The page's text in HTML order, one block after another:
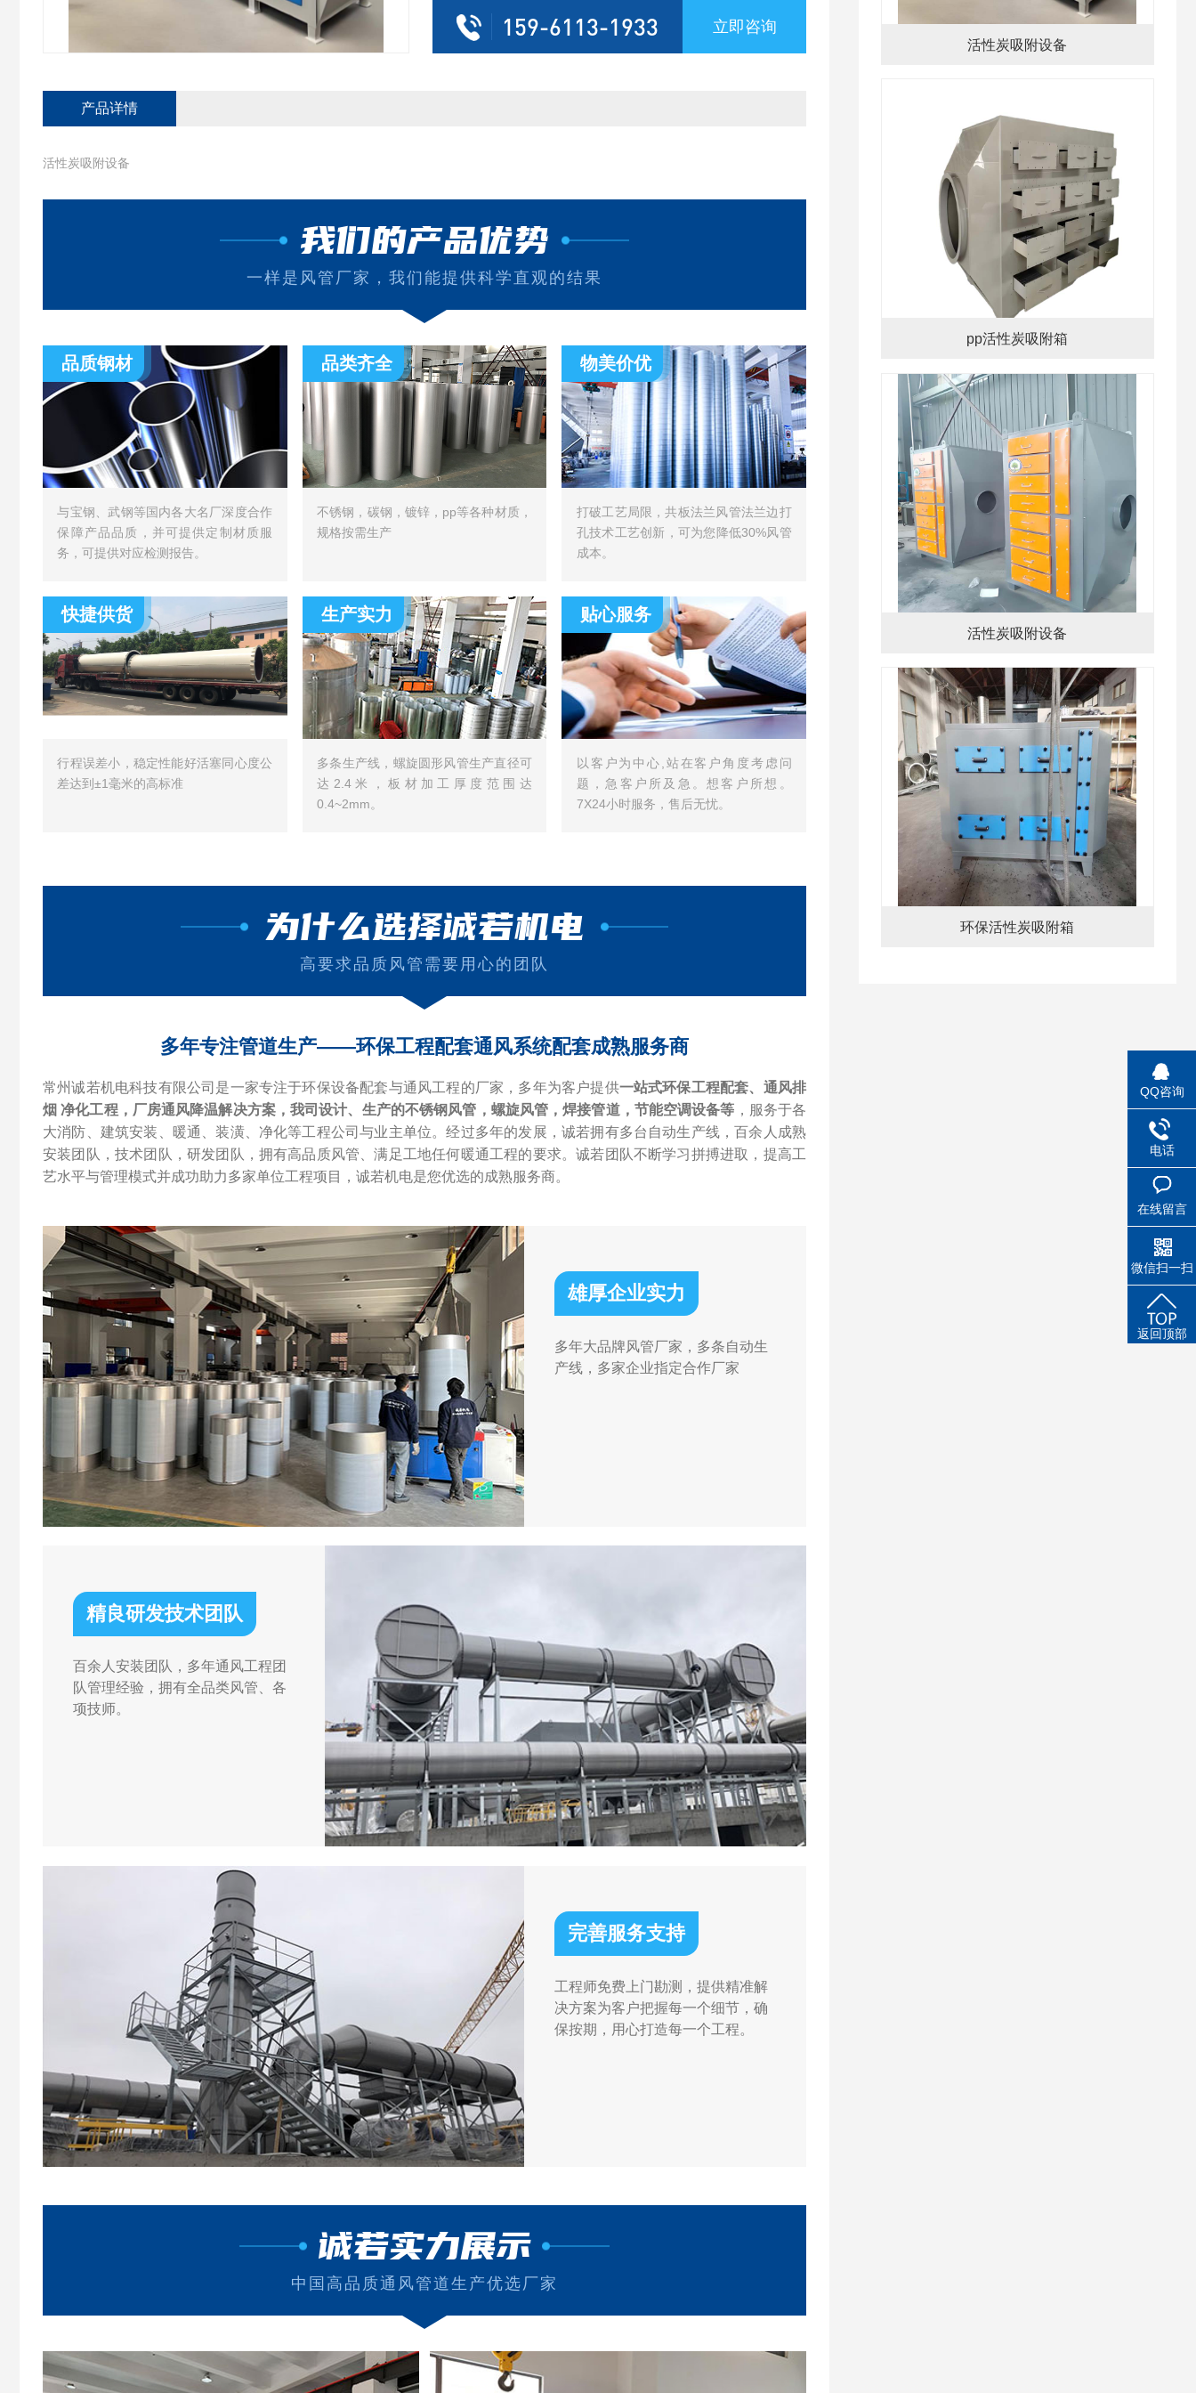
159-6113-1933 立即咨询
产品详情
活性炭吸附设备
我们的产品优势
一样是风管厂家，我们能提供科学直观的结果
品质钢材
与宝钢、武钢等国内各大名厂深度合作
保障产品品质，并可提供定制材质服
务，可提供对应检测报告。
品类齐全
不锈钢，碳钢，镀锌，pp等各种材质，
规格按需生产
物美价优
打破工艺局限，共板法兰风管法兰边打
孔技术工艺创新，可为您降低30%风管
成本。
快捷供货
行程误差小，稳定性能好活塞同心度公
差达到±1毫米的高标准
生产实力
多条生产线，螺旋圆形风管生产直径可
达2.4米，板材加工厚度范围达
0.4~2mm。
贴心服务
以客户为中心,站在客户角度考虑问
题，急客户所及急。想客户所想。
7X24小时服务，售后无忧。
为什么选择诚若机电
高要求品质风管需要用心的团队
多年专注管道生产——环保工程配套通风系统配套成熟服务商
常州诚若机电科技有限公司是一家专注于环保设备配套与通风工程的厂家，多年为客户提供一站式环保工程配套、通风排
烟 净化工程，厂房通风降温解决方案，我司设计、生产的不锈钢风管，螺旋风管，焊接管道，节能空调设备等 ，服务于各
大消防、建筑安装、暖通、装潢、净化等工程公司与业主单位。经过多年的发展，诚若拥有多台自动生产线，百余人成熟
安装团队，技术团队，研发团队，拥有高品质风管、满足工地任何暖通工程的要求。诚若团队不断学习拼搏进取，提高工
艺水平与管理模式并成功助力多家单位工程项目，诚若机电是您优选的成熟服务商。
雄厚企业实力
多年大品牌风管厂家，多条自动生
产线，多家企业指定合作厂家
精良研发技术团队
百余人安装团队，多年通风工程团
队管理经验，拥有全品类风管、各
项技师。
完善服务支持
工程师免费上门勘测，提供精准解
决方案为客户把握每一个细节，确
保按期，用心打造每一个工程。
诚若实力展示
中国高品质通风管道生产优选厂家
活性炭吸附设备
pp活性炭吸附箱
活性炭吸附设备
环保活性炭吸附箱
QQ咨询
电话
在线留言
微信扫一扫
返回顶部